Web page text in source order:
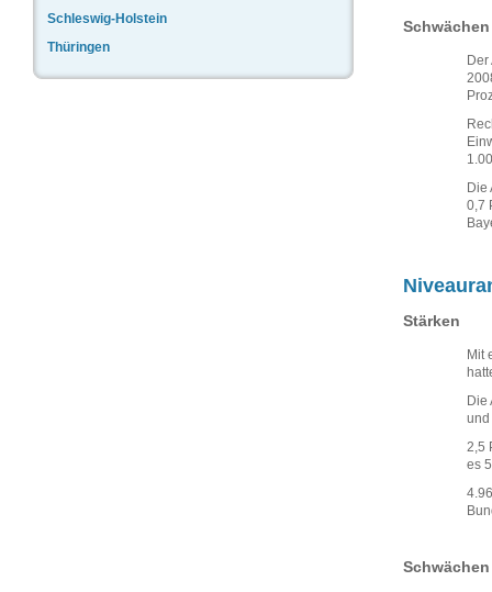
Schleswig-Holstein
Thüringen
Schwächen
Die
0,7
Stärken
Mit
Die
und
2,5
es
Schwächen